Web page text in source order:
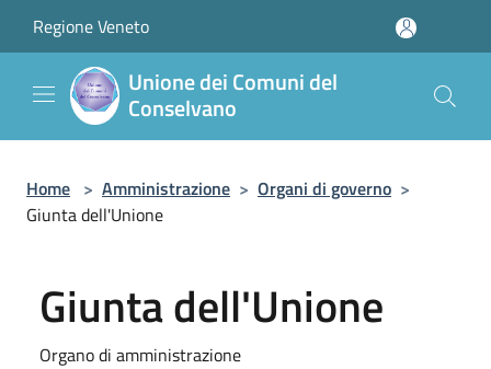
Regione Veneto
Unione dei Comuni del
Conselvano
Home > Amministrazione > Organi di governo >
Giunta dell'Unione
Giunta dell'Unione
Organo di amministrazione